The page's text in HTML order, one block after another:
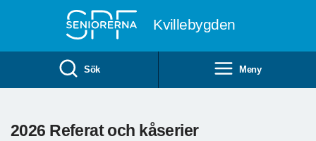
Kvillebygden
Sök Meny
2026 Referat och kåserier